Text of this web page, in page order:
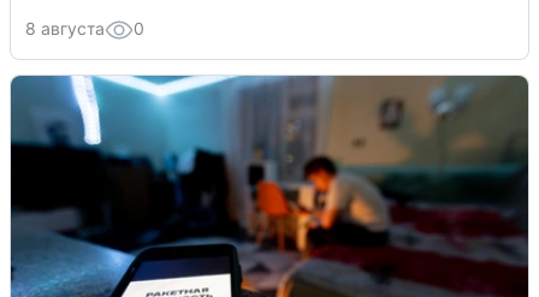
8 августа 0